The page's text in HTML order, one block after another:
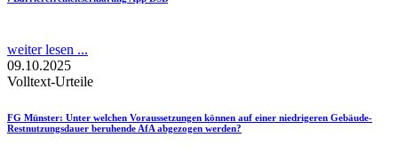
weiter lesen ...
09.10.2025
Volltext-Urteile
FG Münster: Unter welchen Voraussetzungen können auf einer niedrigeren Gebäude-
Restnutzungsdauer beruhende AfA abgezogen werden?